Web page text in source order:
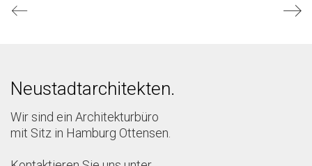
Neustadtarchitekten.
Wir sind ein Architekturbüro
mit Sitz in Hamburg Ottensen.